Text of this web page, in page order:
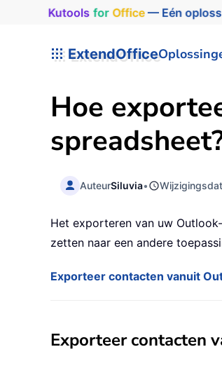
Kutools for Office— Eén
ExtendOffice
Hoe
AuteurSiluvia•
Het exporteren van uw
zetten naar een andere
Exporteer contacten vanuit
Exporteer contacten